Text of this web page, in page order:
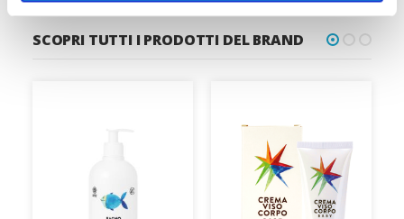
SCOPRI TUTTI I PRODOTTI DEL BRAND